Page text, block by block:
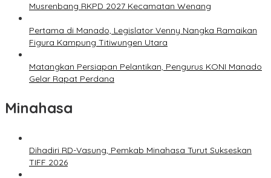
Musrenbang RKPD 2027 Kecamatan Wenang
Pertama di Manado, Legislator Venny Nangka Ramaikan
Figura Kampung Titiwungen Utara
Matangkan Persiapan Pelantikan, Pengurus KONI Manado
Gelar Rapat Perdana
Minahasa
Dihadiri RD-Vasung, Pemkab Minahasa Turut Sukseskan
TIFF 2026